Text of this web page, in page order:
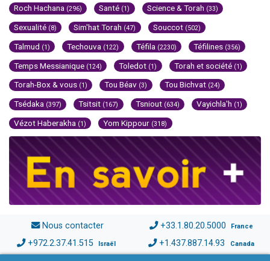
Roch Hachana (296) Santé (1) Science & Torah (33)
Sexualité (8) Sim'hat Torah (47) Souccot (502)
Talmud (1) Techouva (122) Téfila (2230) Téfilines (356)
Temps Messianique (124) Toledot (1) Torah et société (1)
Torah-Box & vous (1) Tou Béav (3) Tou Bichvat (24)
Tsédaka (397) Tsitsit (167) Tsniout (634) Vayichla'h (1)
Vézot Haberakha (1) Yom Kippour (318)
Nous contacter +33.1.80.20.5000 France
+972.2.37.41.515 Israël +1.437.887.14.93 Canada